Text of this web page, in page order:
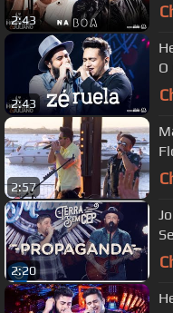
2:43
2:43
O
2:57
2:20